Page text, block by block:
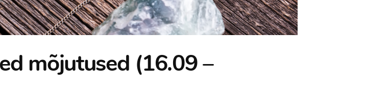
mõjutused (16.09 –